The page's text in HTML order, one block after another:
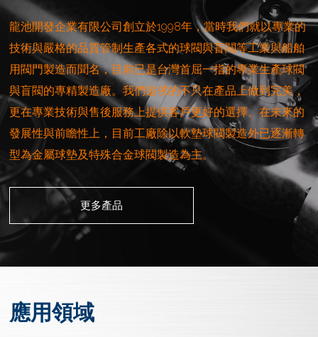
龍池開發企業有限公司創立於1998年，當時我們就以專業的
技術與嚴格的品質管制生產各式的球閥與盲閥等工業與船舶
用閥門製造而聞名，目前已是台灣首屈一指的專業生產球閥
與盲閥的專精製造廠。我們追求的不只在產品上做到完美，
更在專業技術與售後服務上提供客戶更好的選擇。在未來的
發展性與前瞻性上，目前工廠除以軟墊球閥製造外已逐漸轉
型為金屬球墊及特殊合金球閥製造為主。
更多產品
應用領域